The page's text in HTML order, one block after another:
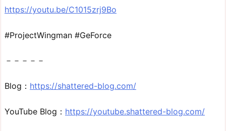
https://youtu.be/C1015zrj9Bo
#ProjectWingman #GeForce
－－－－－
Blog： https://shattered-blog.com/
YouTube Blog： https://youtube.shattered-blog.com/